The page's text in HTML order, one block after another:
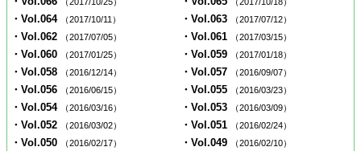
・Vol.064 （2017/10/11） ・Vol.063 （2017/07/12）
・Vol.062 （2017/07/05） ・Vol.061 （2017/03/15）
・Vol.060 （2017/01/25） ・Vol.059 （2017/01/18）
・Vol.058 （2016/12/14） ・Vol.057 （2016/09/07）
・Vol.056 （2016/06/15） ・Vol.055 （2016/03/23）
・Vol.054 （2016/03/16） ・Vol.053 （2016/03/09）
・Vol.052 （2016/03/02） ・Vol.051 （2016/02/24）
・Vol.050 （2016/02/17） ・Vol.049 （2016/02/10）